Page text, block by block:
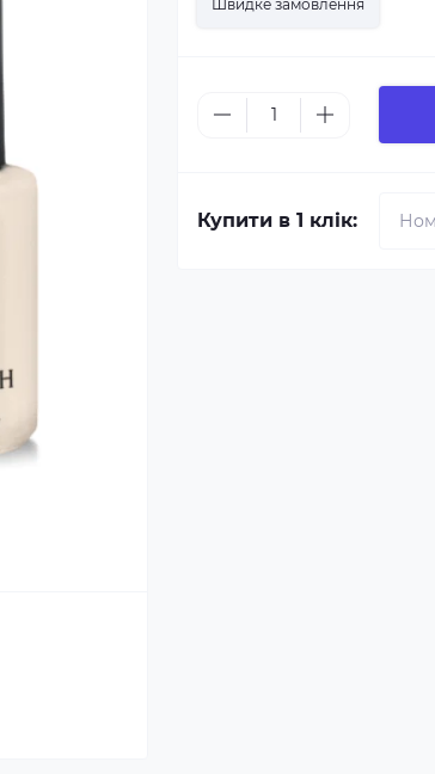
Швидке замовлення
Купити в 1 клік: